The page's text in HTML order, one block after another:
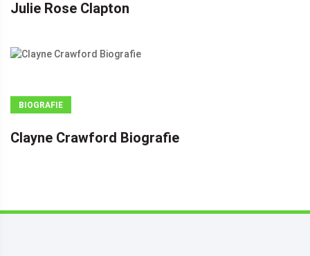
Julie Rose Clapton
BIOGRAFIE
Clayne Crawford Biografie